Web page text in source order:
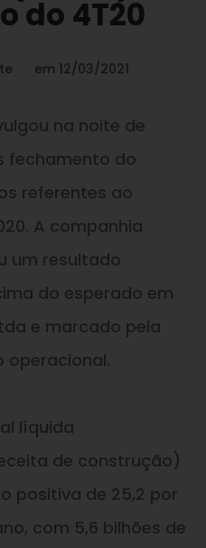
do 4T20
em 12/03/2021
na noite de
fechamento do
referentes ao
A companhia
um resultado
do esperado em
e marcado pela
operacional.
líquida
de construção)
positiva de 25,2 por
com 5,6 bilhões de